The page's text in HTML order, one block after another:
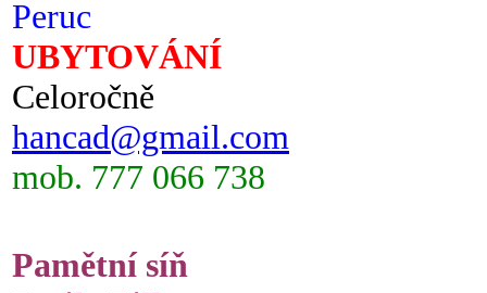
Peruc
UBYTOVÁNÍ
Celoročně
hancad@gmail.com
mob. 777 066 738
Pamětní síň